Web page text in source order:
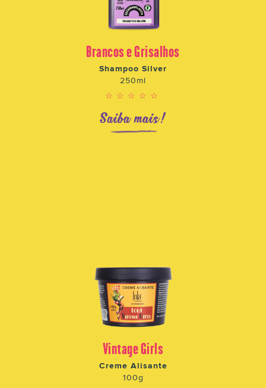
Brancos e Grisalhos
Shampoo Silver
250ml
☆☆☆☆☆
Saiba mais!
Vintage Girls
Creme Alisante
100g